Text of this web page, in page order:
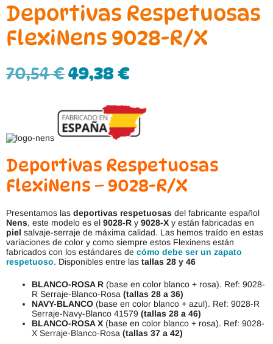
Deportivas Respetuosas
FlexiNens 9028-R/X
70,54€49,38 €
Deportivas Respetuosas
FlexiNens – 9028-R/X
Presentamos las deportivas respetuosas del fabricante español
Nens, este modelo es el 9028-R y 9028-X y están fabricadas en
piel salvaje-serraje de máxima calidad. Las hemos traído en estas
variaciones de color y como siempre estos Flexinens están
fabricados con los estándares de cómo debe ser un zapato
respetuoso. Disponibles entre las tallas 28 y 46
BLANCO-ROSA R (base en color blanco + rosa). Ref: 9028-
R Serraje-Blanco-Rosa (tallas 28 a 36)
NAVY-BLANCO (base en color blanco + azul). Ref: 9028-R
Serraje-Navy-Blanco 41579 (tallas 28 a 46)
BLANCO-ROSA X (base en color blanco + rosa). Ref: 9028-
X Serraje-Blanco-Rosa (tallas 37 a 42)